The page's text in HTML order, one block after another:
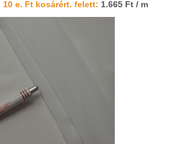
10 e. Ft kosárért. felett: 1.665 Ft / m